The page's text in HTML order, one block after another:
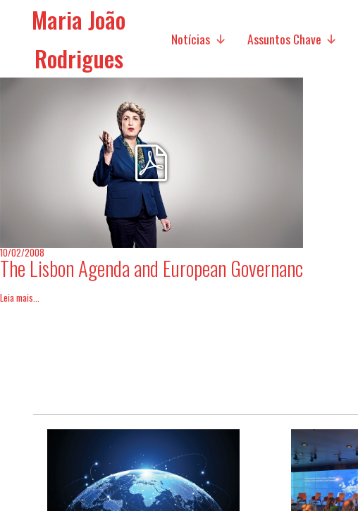
Maria João
Rodrigues
Notícias Assuntos Chave
Migração
10/02/2008
The Lisbon Agenda and European Governanc
Leia mais...